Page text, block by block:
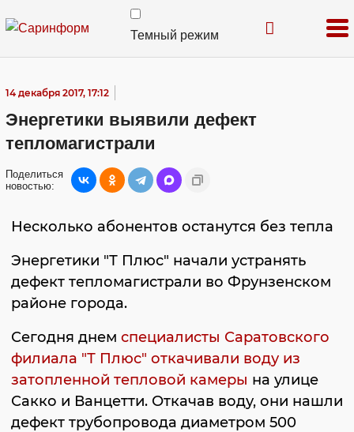
Темный режим
14 декабря 2017, 17:12
Энергетики выявили дефект
тепломагистрали
Поделиться
новостью:
Несколько абонентов останутся без тепла
Энергетики "Т Плюс" начали устранять
дефект тепломагистрали во Фрунзенском
районе города.
Сегодня днем специалисты Саратовского
филиала "Т Плюс" откачивали воду из
затопленной тепловой камеры на улице
Сакко и Ванцетти. Откачав воду, они нашли
дефект трубопровода диаметром 500